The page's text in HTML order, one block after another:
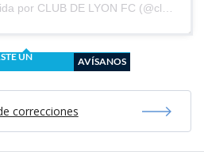
Una publicación compartida por CLUB DE LYON FC (@clubdelyonfc)
UN
AVÍSANOS
correcciones